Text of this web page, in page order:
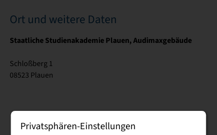
Ort und weitere Daten
Staatliche Studienakademie Plauen, Audimaxgebäude
Schloßberg 1
08523 Plauen
Privatsphären-Einstellungen